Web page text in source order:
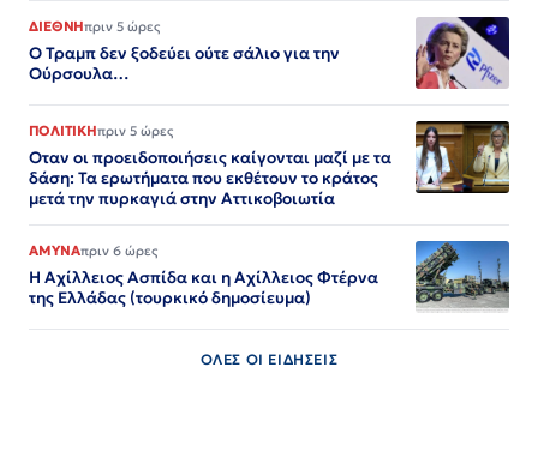
ΔΙΕΘΝΗπριν 5 ώρες
Ο Τραμπ δεν ξοδεύει ούτε σάλιο για την
Ούρσουλα…
ΠΟΛΙΤΙΚΗπριν 5 ώρες
Οταν οι προειδοποιήσεις καίγονται μαζί με τα
δάση: Τα ερωτήματα που εκθέτουν το κράτος
μετά την πυρκαγιά στην Αττικοβοιωτία
ΑΜΥΝΑπριν 6 ώρες
Η Αχίλλειος Ασπίδα και η Αχίλλειος Φτέρνα
της Ελλάδας (τουρκικό δημοσίευμα)
ΟΛΕΣ ΟΙ ΕΙΔΗΣΕΙΣ